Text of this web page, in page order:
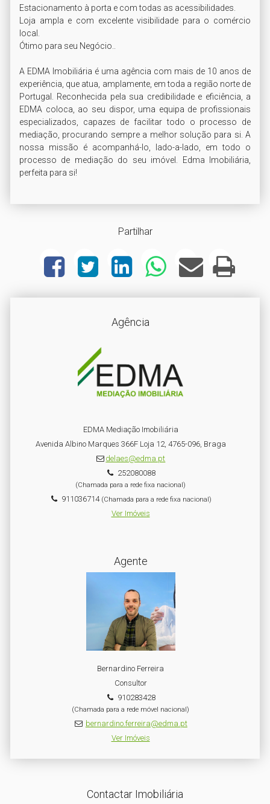
Partilhar
Agência
EDMA Mediação Imobiliária
Avenida Albino Marques 366F Loja 12, 4765-096, Braga
delaes@edma.pt
252080088
(Chamada para a rede fixa nacional)
911036714(Chamada para a rede fixa nacional)
Ver Imóveis
Agente
Bernardino Ferreira
Consultor
910283428
(Chamada para a rede móvel nacional)
bernardino.ferreira@edma.pt
Ver Imóveis
Contactar Imobiliária
Estacionamento à porta e com todas as acessibilidades.
Loja ampla e com excelente visibilidade para o comércio
local.
Ótimo para seu Negócio..
A EDMA Imobiliária é uma agência com mais de 10 anos de
experiência, que atua, amplamente, em toda a região norte de
Portugal. Reconhecida pela sua credibilidade e eficiência, a
EDMA coloca, ao seu dispor, uma equipa de profissionais
especializados, capazes de facilitar todo o processo de
mediação, procurando sempre a melhor solução para si. A
nossa missão é acompanhá-lo, lado-a-lado, em todo o
processo de mediação do seu imóvel. Edma Imobiliária,
perfeita para si!